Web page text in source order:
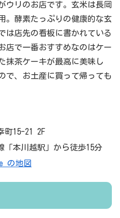
ウリのお店です。玄米は長岡
。酵素たっぷりの健康的な玄
は店先の看板に書かれている
店で一番おすすめなのはケー
抹茶ケーキが最高に美味し
で、お土産に買って帰っても
町15-21 2F
「本川越駅」から徒歩15分
の地図